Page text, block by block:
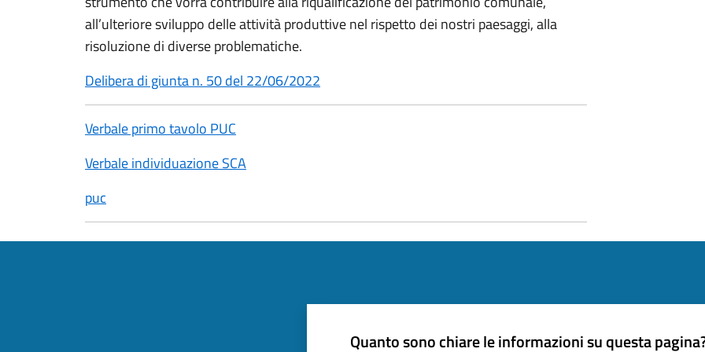
all’ulteriore sviluppo delle attività produttive nel rispetto dei nostri paesaggi, alla
risoluzione di diverse problematiche.
Delibera di giunta n. 50 del 22/06/2022
Verbale primo tavolo PUC
Verbale individuazione SCA
puc
Quanto sono chiare le informazioni su questa